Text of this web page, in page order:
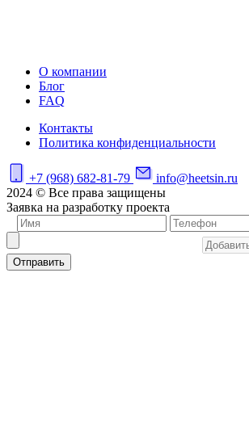
О компании
Блог
FAQ
Контакты
Политика конфиденциальности
+7 (968) 682-81-79
info@heetsin.ru
2024 © Все права защищены
Заявка на разработку проекта
Отправить